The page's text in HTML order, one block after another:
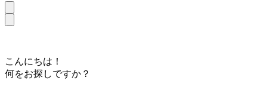
こんにちは！
何をお探しですか？